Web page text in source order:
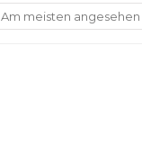
Am meisten angesehen